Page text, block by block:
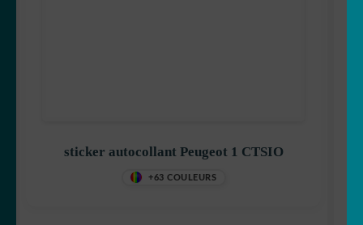
sticker autocollant Peugeot 1 CTSIO
+63 COULEURS